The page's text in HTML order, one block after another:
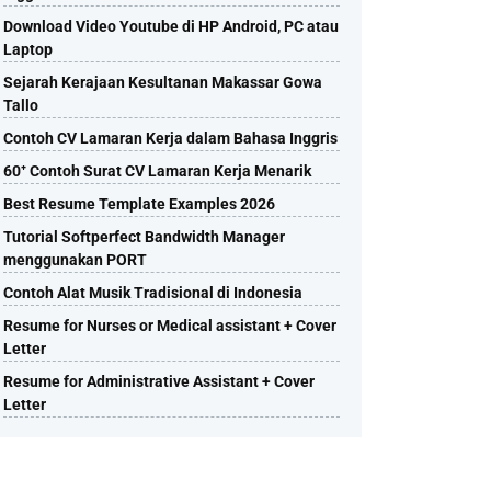
Download Video Youtube di HP Android, PC atau
Laptop
Sejarah Kerajaan Kesultanan Makassar Gowa
Tallo
Contoh CV Lamaran Kerja dalam Bahasa Inggris
60⁺ Contoh Surat CV Lamaran Kerja Menarik
Best Resume Template Examples 2026
Tutorial Softperfect Bandwidth Manager
menggunakan PORT
Contoh Alat Musik Tradisional di Indonesia
Resume for Nurses or Medical assistant + Cover
Letter
Resume for Administrative Assistant + Cover
Letter